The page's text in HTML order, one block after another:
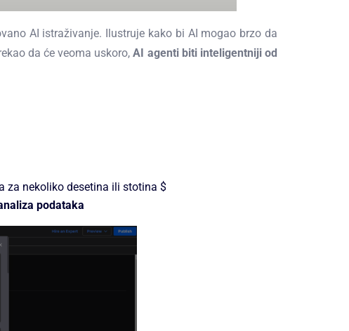
AI istraživanje. Ilustruje kako bi AI mogao brzo da
da će veoma uskoro,AI agenti biti inteligentniji od
za nekoliko desetina ili stotina $
podataka